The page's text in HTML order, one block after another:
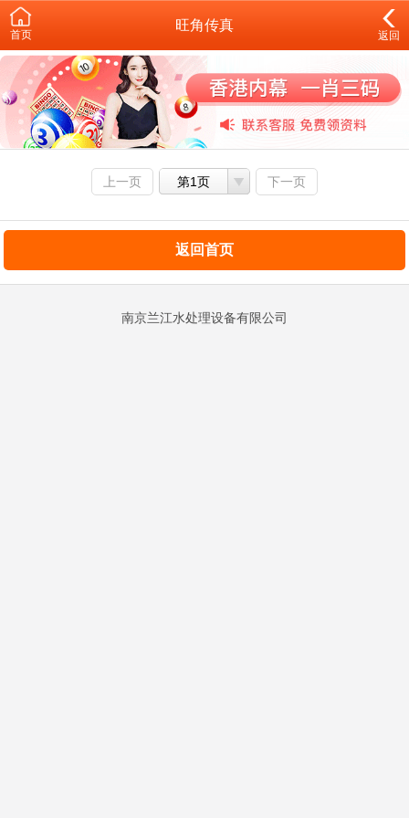
首页
旺角传真
返回
上一页 第1页 下一页
返回首页
南京兰江水处理设备有限公司